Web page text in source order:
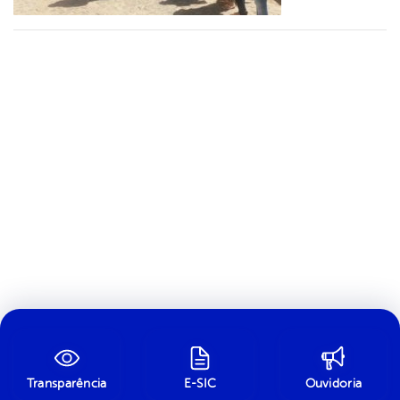
Transparência E-SIC Ouvidoria